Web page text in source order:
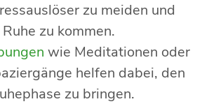
zu meiden und
zu kommen.
wie Meditationen oder
helfen dabei, den
zu bringen.